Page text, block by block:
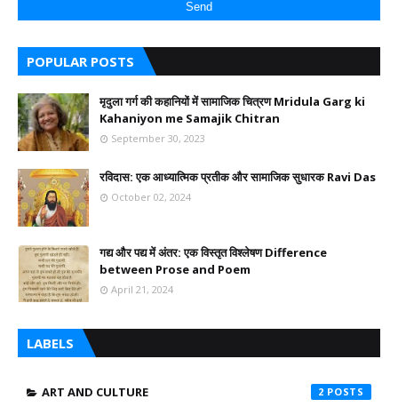
POPULAR POSTS
मृदुला गर्ग की कहानियों में सामाजिक चित्रण Mridula Garg ki
Kahaniyon me Samajik Chitran
September 30, 2023
रविदास: एक आध्यात्मिक प्रतीक और सामाजिक सुधारक Ravi Das
October 02, 2024
गद्य और पद्य में अंतर: एक विस्तृत विश्लेषण Difference
between Prose and Poem
April 21, 2024
LABELS
ART AND CULTURE 2